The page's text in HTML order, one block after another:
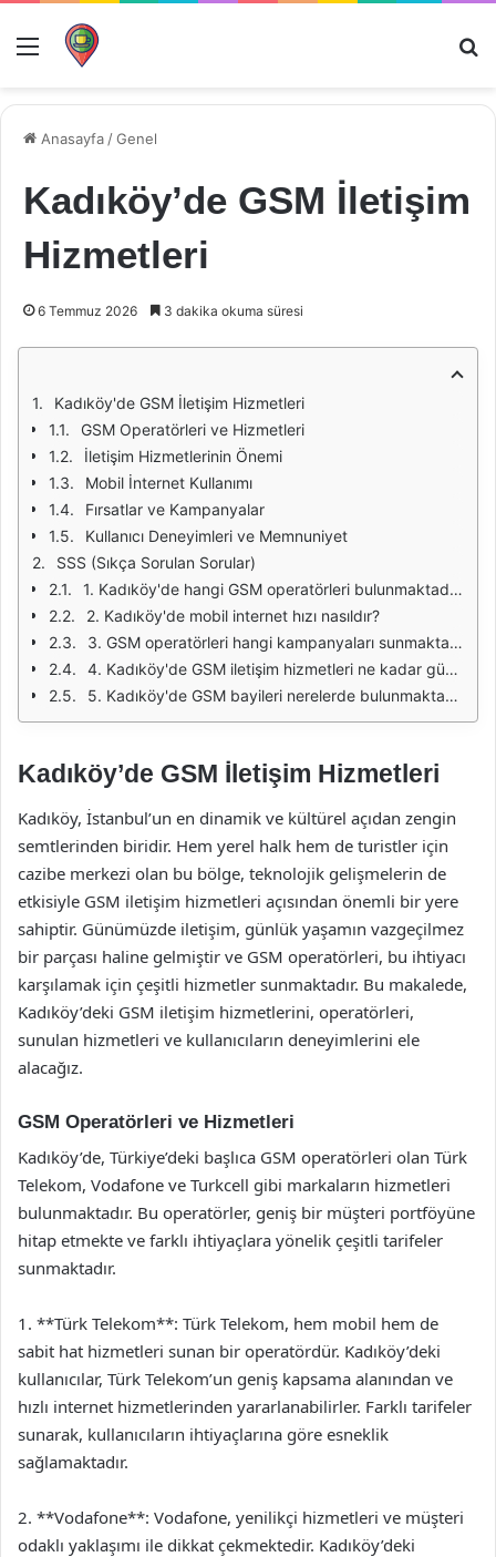
Menü
Anasayfa /Genel
Kadıköy’de GSM İletişim
Hizmetleri
6 Temmuz 2026 3 dakika okuma süresi
Kadıköy'de GSM İletişim Hizmetleri
GSM Operatörleri ve Hizmetleri
İletişim Hizmetlerinin Önemi
Mobil İnternet Kullanımı
Fırsatlar ve Kampanyalar
Kullanıcı Deneyimleri ve Memnuniyet
SSS (Sıkça Sorulan Sorular)
1. Kadıköy'de hangi GSM operatörleri bulunmaktadır?
2. Kadıköy'de mobil internet hızı nasıldır?
3. GSM operatörleri hangi kampanyaları sunmaktadır?
4. Kadıköy'de GSM iletişim hizmetleri ne kadar güvenilirdir?
5. Kadıköy'de GSM bayileri nerelerde bulunmaktadır?
Kadıköy’de GSM İletişim Hizmetleri
Kadıköy, İstanbul’un en dinamik ve kültürel açıdan zengin
semtlerinden biridir. Hem yerel halk hem de turistler için
cazibe merkezi olan bu bölge, teknolojik gelişmelerin de
etkisiyle GSM iletişim hizmetleri açısından önemli bir yere
sahiptir. Günümüzde iletişim, günlük yaşamın vazgeçilmez
bir parçası haline gelmiştir ve GSM operatörleri, bu ihtiyacı
karşılamak için çeşitli hizmetler sunmaktadır. Bu makalede,
Kadıköy’deki GSM iletişim hizmetlerini, operatörleri,
sunulan hizmetleri ve kullanıcıların deneyimlerini ele
alacağız.
GSM Operatörleri ve Hizmetleri
Kadıköy’de, Türkiye’deki başlıca GSM operatörleri olan Türk
Telekom, Vodafone ve Turkcell gibi markaların hizmetleri
bulunmaktadır. Bu operatörler, geniş bir müşteri portföyüne
hitap etmekte ve farklı ihtiyaçlara yönelik çeşitli tarifeler
sunmaktadır.
1. **Türk Telekom**: Türk Telekom, hem mobil hem de
sabit hat hizmetleri sunan bir operatördür. Kadıköy’deki
kullanıcılar, Türk Telekom’un geniş kapsama alanından ve
hızlı internet hizmetlerinden yararlanabilirler. Farklı tarifeler
sunarak, kullanıcıların ihtiyaçlarına göre esneklik
sağlamaktadır.
2. **Vodafone**: Vodafone, yenilikçi hizmetleri ve müşteri
odaklı yaklaşımı ile dikkat çekmektedir. Kadıköy’deki